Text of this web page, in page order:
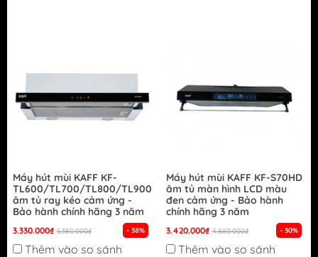
Máy hút mùi KAFF KF-
TL600/TL700/TL800/TL900
âm tủ ray kéo cảm ứng -
Bảo hành chính hãng 3 năm
3.330.000₫ 5.380.000₫ - 38%
Thêm vào so sánh
Máy hút mùi KAFF KF-S70HD
âm tủ màn hình LCD màu
đen cảm ứng - Bảo hành
chính hãng 3 năm
3.420.000₫ 4.880.000₫ - 30%
Thêm vào so sánh